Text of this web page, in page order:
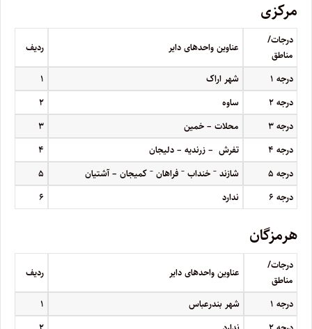
مرکزی
درجات/
مناطق
عناوین واحدهای دایر ردیف
درجه ۱ شهر اراک
۱
درجه۲ ساوه
۲
درجه۳ محلات – خمین
۳
درجه ۴ تفرش – زرندیه – دلیجان
۴
درجه ۵ شازند– خنداب– فراهان– کمیجان – آشتیان
۵
درجه ۶ ندارد ۶
هرمزگان
درجات/
مناطق
عناوین واحدهای دایر ردیف
درجه ۱ شهر بندرعباس
۱